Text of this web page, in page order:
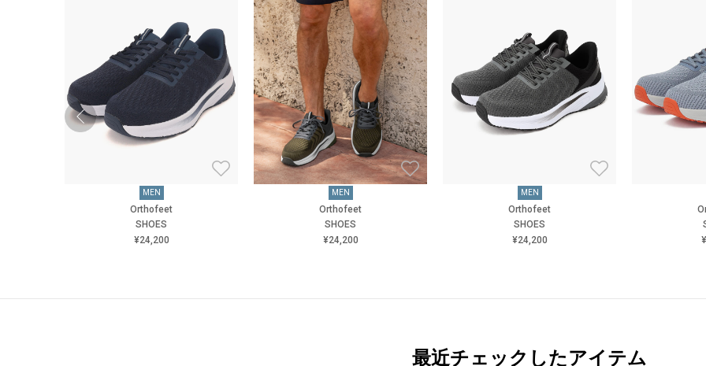
MEN
Orthofeet
SHOES
¥24,200
MEN
Orthofeet
SHOES
¥24,200
MEN
Orthofeet
SHOES
¥24,200
最近チェックしたアイテム